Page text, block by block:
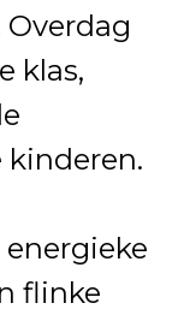
klas,
flinke